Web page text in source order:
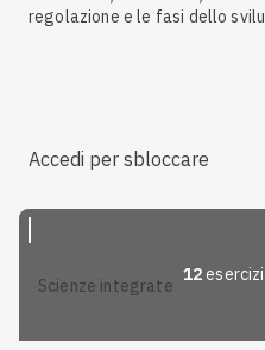
regolazione e le fasi dello
Accedi per sbloccare
scienze integrate
12 esercizi